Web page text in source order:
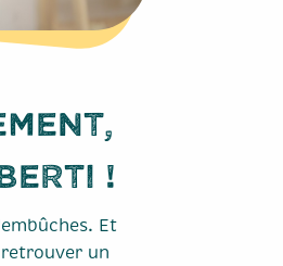
!
Et
retrouver un